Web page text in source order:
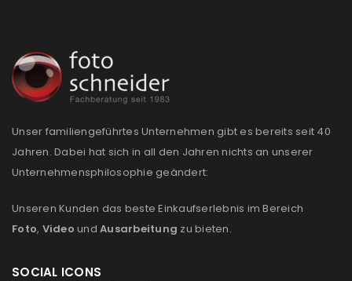
Unser familiengeführtes Unternehmen gibt es bereits seit 40
Jahren. Dabei hat sich in all den Jahren nichts an unserer
Unternehmensphilosophie geändert:
Unseren Kunden das beste Einkaufserlebnis im Bereich
Foto, Video und Ausarbeitung zu bieten.
SOCIAL ICONS